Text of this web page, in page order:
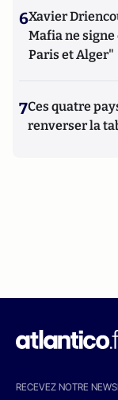
6Xavier
Mafia ne
Paris et Alger"
7Ces quatre
renverser la
RECEVEZ NOTRE